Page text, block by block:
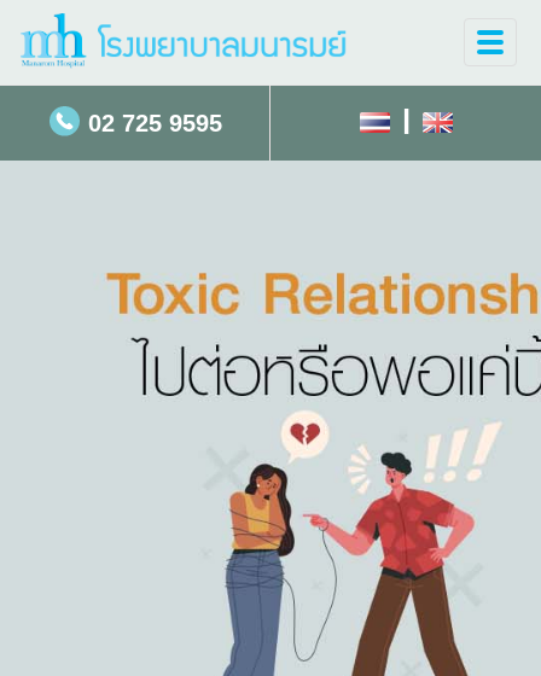
Toggle
02 725 9595 |